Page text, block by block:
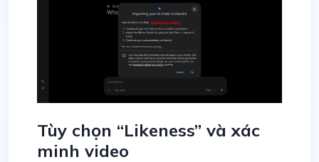
Tùy chọn “Likeness” và xác
minh video